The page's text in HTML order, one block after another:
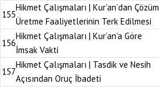
155
Hikmet Çalışmaları | Kur’an’dan Çözüm
Üretme Faaliyetlerinin Terk Edilmesi
156
Hikmet Çalışmaları | Kur’an’a Göre
İmsak Vakti
157
Hikmet Çalışmaları | Tasdik ve Nesih
Açısından Oruç İbadeti